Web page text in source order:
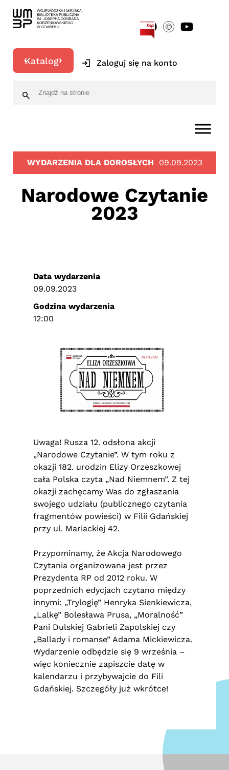
Katalog Zaloguj się na konto
WYDARZENIA DLA DOROSŁYCH 09.09.2023
Narodowe Czytanie
2023
Uwaga! Rusza 12. odsłona akcji
„Narodowe Czytanie”. W tym roku z
okazji 182. urodzin Elizy Orzeszkowej
cała Polska czyta „Nad Niemnem”. Z tej
okazji zachęcamy Was do zgłaszania
swojego udziału (publicznego czytania
fragmentów powieści) w Filii Gdańskiej
przy ul. Mariackiej 42.
Przypominamy, że Akcja Narodowego
Czytania organizowana jest przez
Prezydenta RP od 2012 roku. W
poprzednich edycjach czytano między
innymi: „Trylogię” Henryka Sienkiewicza,
„Lalkę” Bolesława Prusa, „Moralność”
Pani Dulskiej Gabrieli Zapolskiej czy
„Ballady i romanse” Adama Mickiewicza.
Wydarzenie odbędzie się 9 września –
więc koniecznie zapiszcie datę w
kalendarzu i przybywajcie do Fili
Gdańskiej. Szczegóły już wkrótce!
Data wydarzenia
09.09.2023
Godzina wydarzenia
12:00